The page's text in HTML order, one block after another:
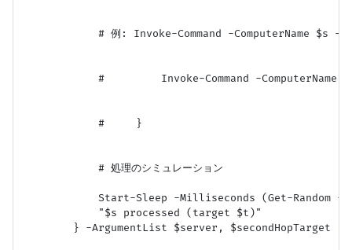
# 例: Invoke-Command -ComputerName $s -
#         Invoke-Command -ComputerName
            #     }
            # 処理のシミュレーション
Start-Sleep -Milliseconds (Get-Random -
            "$s processed (target $t)"
        } -ArgumentList $server, $secondHopTarget